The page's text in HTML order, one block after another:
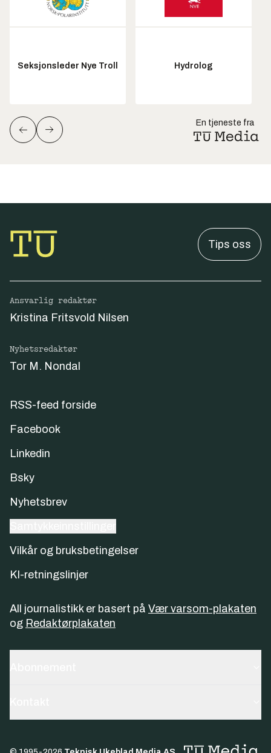
Seksjonsleder Nye Troll Hydrolog
En tjeneste fra
Tips oss
Ansvarlig redaktør
Kristina Fritsvold Nilsen
Nyhetsredaktør
Tor M. Nondal
RSS-feed forside
Facebook
Linkedin
Bsky
Nyhetsbrev
Vilkår og bruksbetingelser
KI-retningslinjer
All journalistikk er basert på Vær varsom-plakaten
og Redaktørplakaten